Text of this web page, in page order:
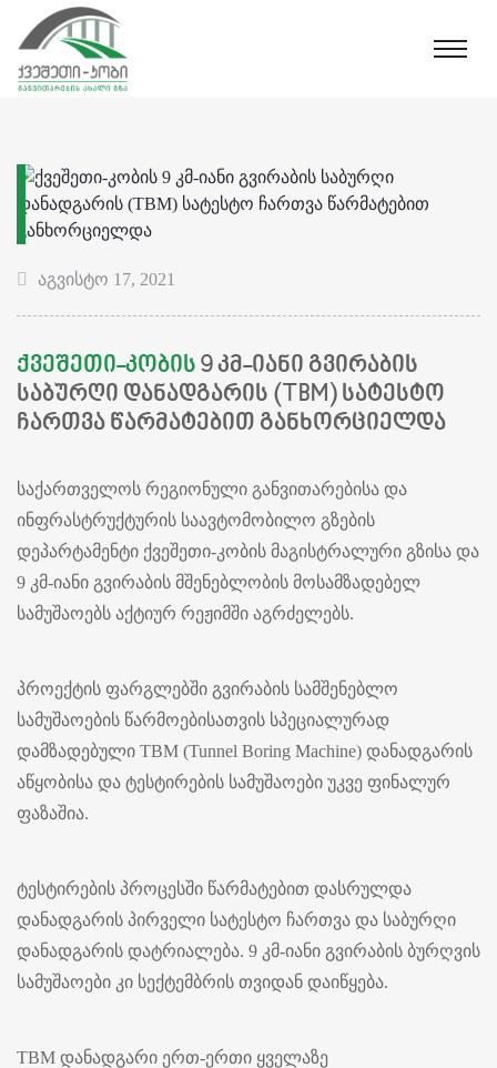
აგვისტო 17, 2021
ᲥᲕᲔᲨᲔᲗᲘ-ᲙᲝᲑᲘᲡ 9 ᲙᲛ-ᲘᲐᲜᲘ ᲒᲕᲘᲠᲐᲑᲘᲡ
ᲡᲐᲑᲣᲠᲦᲘ ᲓᲐᲜᲐᲓᲒᲐᲠᲘᲡ (TBM) ᲡᲐᲢᲔᲡᲢᲝ
ᲩᲐᲠᲗᲕᲐ ᲬᲐᲠᲛᲐᲢᲔᲑᲘᲗ ᲒᲐᲜᲮᲝᲠᲪᲘᲔᲚᲓᲐ
საქართველოს რეგიონული განვითარებისა და
ინფრასტრუქტურის საავტომობილო გზების
დეპარტამენტი ქვეშეთი-კობის მაგისტრალური გზისა და
9 კმ-იანი გვირაბის მშენებლობის მოსამზადებელ
სამუშაოებს აქტიურ რეჟიმში აგრძელებს.
პროექტის ფარგლებში გვირაბის სამშენებლო
სამუშაოების წარმოებისათვის სპეციალურად
დამზადებული TBM (Tunnel Boring Machine) დანადგარის
აწყობისა და ტესტირების სამუშაოები უკვე ფინალურ
ფაზაშია.
ტესტირების პროცესში წარმატებით დასრულდა
დანადგარის პირველი სატესტო ჩართვა და საბურღი
დანადგარის დატრიალება. 9 კმ-იანი გვირაბის ბურღვის
სამუშაოები კი სექტემბრის თვიდან დაიწყება.
TBM დანადგარი ერთ-ერთი ყველაზე